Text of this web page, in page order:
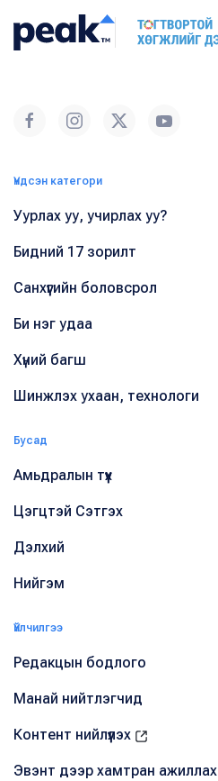
Үндсэн категори
Уурлах уу, учирлах уу?
Бидний 17 зорилт
Санхүүгийн боловсрол
Би нэг удаа
Хүний багш
Шинжлэх ухаан, технологи
Бусад
Амьдралын түүх
Цэгцтэй Сэтгэх
Дэлхий
Нийгэм
Үйлчилгээ
Редакцын бодлого
Манай нийтлэгчид
Контент нийлүүлэх
Эвэнт дээр хамтран ажиллах